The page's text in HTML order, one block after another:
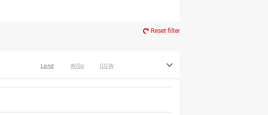
Reset filter
Land WiSo GGW